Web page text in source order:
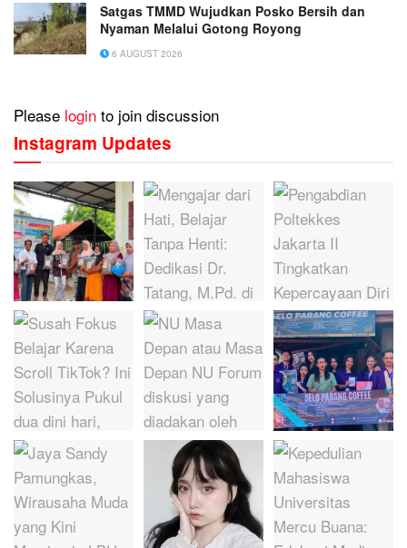
Satgas TMMD Wujudkan Posko Bersih dan
Nyaman Melalui Gotong Royong
6 AUGUST 2026
Please login to join discussion
Instagram Updates